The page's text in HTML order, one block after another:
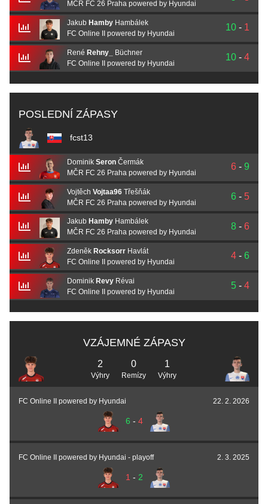
MČR FC 26 Praha powered by Hyundai
Jakub HambyHambálek
FC Online II powered by Hyundai
10 - 1
René Rehny_
Büchner
FC Online II powered by Hyundai
10 - 4
POSLEDNÍ ZÁPASY
fcst13
Dominik SeronČermák
MČR FC 26 Praha powered by Hyundai
6 - 9
Vojtěch Vojtaa96Třešňák
MČR FC 26 Praha powered by Hyundai
6 - 5
Jakub HambyHambálek
MČR FC 26 Praha powered by Hyundai
8 - 6
Zdeněk RocksorrHavlát
FC Online II powered by Hyundai
4 - 6
Dominik RevyRévai
FC Online II powered by Hyundai
5 - 4
VZÁJEMNÉ ZÁPASY
2
Výhry
0
Remízy
1
Výhry
FC Online II powered by Hyundai 22. 2. 2026
6 - 4
FC Online II powered by Hyundai - playoff 2. 3. 2025
1 - 2